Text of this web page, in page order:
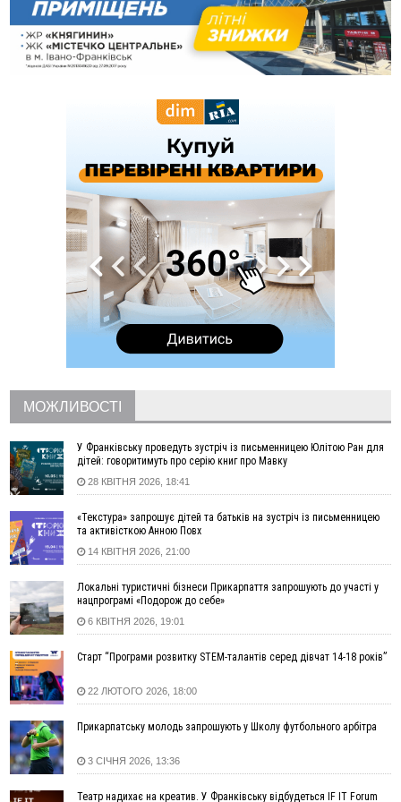
08:45
Нафтогазову площу на межі Прикарпаття та Львівщини
повторно виставили на аукціон за 830 млн
У Польщі невідомі скоїли наругу над могилою УПА
Сили оборони уразила Ярославський НПЗ та кораблі
берегової охорони фсб у Керчі
Скарби Музею писанкового розпису побачать
далеко за межами Коломиї
Поблизу Франківська п'яний на Chevrolet втікав від поліції
На Прикарпатті триває декларування вогнепальної зброї:
уже зареєстровано 282 одиниці
Понад 9 тис. прикарпатських вступників отримали
рекомендації до зарахування на бакалаврат у ВНЗ
Кілька вулиць у Долині тимчасово залишаться без газу
У Старуні відбулася Патріарша проща
Не знає англійську на достатньому рівні. Франківець Лев
Кишакевич не зможе стати суддею Міжнародного
14:14
У Ворохті проведуть Кубок ФЛСУ зі стрибків на лижах,
пам'яті оборонця Богдана Бухонка
13:30
ФОТО На Калущині розшукали чоловіка, який три дні
блукав у лісі
13:14
Боднар розповів про реакцію влади Польщі на атаки на
12:31
ВІДЕО "Едельвейси" щемливо привітали рідну Коломию з
Днем міста
11:55
Вчора у Франківську, Коломиї, Долині та Яремче
зафіксували рекордну спеку
11:45
У Надвірній п'яна жінка побила малолітнього хлопчика: суд
призначив штраф і 30 тисяч компенсації
11:17
У басейні Дністра встановилася гідрологічна посуха - рівні
води наблизилися до найнижчих показників
11:09
У Бурштині поблизу АЗС сталася масова бійка, поліція
з'ясовує обставини
10:30
ФОП із Житомира після купівлі права вимоги за 120
тисяч позивається до Франківська на понад 20 млн грн
08:52
У горах біля Осмолоди за допомогою БПЛА розшукали
двох жінок, які заблукали під час збирання ягід
МОЖЛИВОСТІ
У Франківську проведуть зустріч із письменницею Юлітою Ран для
дітей: говоритимуть про серію книг про Мавку
28 КВІТНЯ 2026, 18:41
«Текстура» запрошує дітей та батьків на зустріч із письменницею
та активісткою Анною Повх
14 КВІТНЯ 2026, 21:00
Локальні туристичні бізнеси Прикарпаття запрошують до участі у
нацпрограмі «Подорож до себе»
6 КВІТНЯ 2026, 19:01
Старт “Програми розвитку STEM-талантів серед дівчат 14-18 років”
22 ЛЮТОГО 2026, 18:00
Прикарпатську молодь запрошують у Школу футбольного арбітра
3 СІЧНЯ 2026, 13:36
Театр надихає на креатив. У Франківську відбудеться IF IT Forum